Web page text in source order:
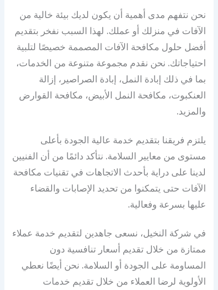
نحن نتفهم مدى أهمية أن يكون لديك بيئة خالية من
الآفات في منزلك أو عملك. لهذا السبب نفخر بتقديم
أفضل حلول مكافحة الآفات المصممة خصيصًا لتلبية
احتياجاتك. نحن نقدم مجموعة متنوعة من الخدمات،
بما في ذلك إبادة النمل، إبادة الصراصير، إزالة
العنكبوت، مكافحة النمل الأبيض، مكافحة القوارض
والمزيد.
يلتزم فريقنا بتقديم خدمة عالية الجودة بأعلى
مستوى من معايير السلامة. نتأكد دائمًا من أن الفنيين
لدينا على دراية بأحدث الاتجاهات في تقنيات مكافحة
الآفات حتى يتمكنوا من تحديد الإصابات والقضاء
عليها بسرعة وفعالية.
في شركة النخيل، نسعى جاهدين لتقديم خدمة عملاء
ممتازة من خلال تقديم أسعار تنافسية دون
المساومة على الجودة أو السلامة. نحن أيضًا نعطي
الأولوية لرضا العملاء من خلال تقديم خدمات